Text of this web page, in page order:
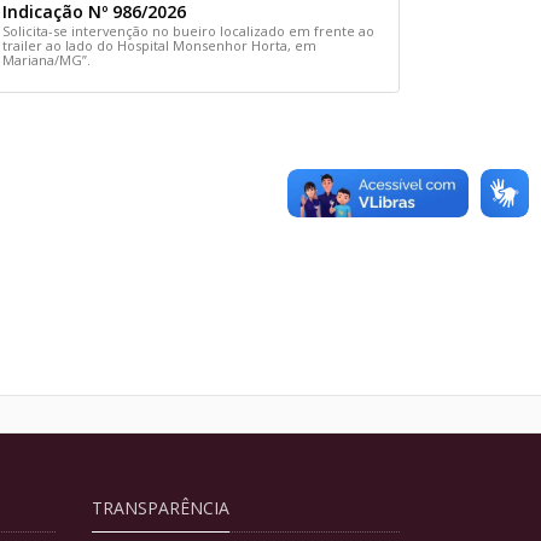
Indicação Nº 986/2026
Solicita-se intervenção no bueiro localizado em frente ao
trailer ao lado do Hospital Monsenhor Horta, em
Mariana/MG”.
TRANSPARÊNCIA